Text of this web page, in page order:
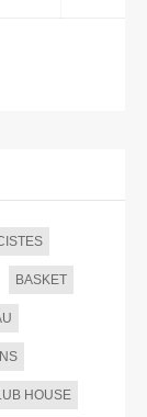
BASKET
HOUSE